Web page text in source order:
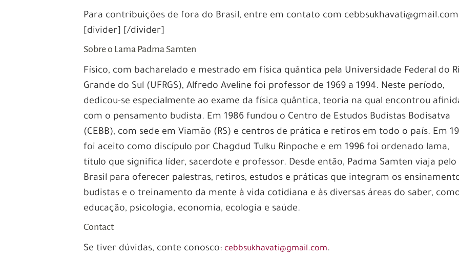
Para contribuições de fora do Brasil, entre em contato com cebbsukhavati@gmail.com
[divider] [/divider]
Sobre o Lama Padma Samten
Físico, com bacharelado e mestrado em física quântica pela Universidade Federal do
Grande do Sul (UFRGS), Alfredo Aveline foi professor de 1969 a 1994. Neste período,
dedicou-se especialmente ao exame da física quântica, teoria na qual encontrou
com o pensamento budista. Em 1986 fundou o Centro de Estudos Budistas Bodisatva
(CEBB), com sede em Viamão (RS) e centros de prática e retiros em todo o país. Em
foi aceito como discípulo por Chagdud Tulku Rinpoche e em 1996 foi ordenado lama,
título que significa líder, sacerdote e professor. Desde então, Padma Samten viaja pelo
Brasil para oferecer palestras, retiros, estudos e práticas que integram os
budistas e o treinamento da mente à vida cotidiana e às diversas áreas do saber,
educação, psicologia, economia, ecologia e saúde.
Contact
Se tiver dúvidas, conte conosco:cebbsukhavati@gmail.com.